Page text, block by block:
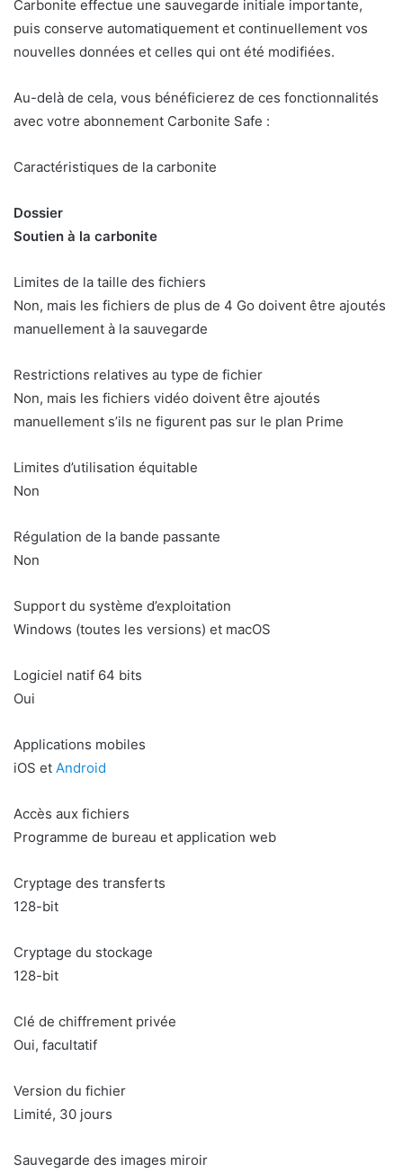
Carbonite effectue une sauvegarde initiale importante,
puis conserve automatiquement et continuellement vos
nouvelles données et celles qui ont été modifiées.
Au-delà de cela, vous bénéficierez de ces fonctionnalités
avec votre abonnement Carbonite Safe :
Caractéristiques de la carbonite
Dossier
Soutien à la carbonite
Limites de la taille des fichiers
Non, mais les fichiers de plus de 4 Go doivent être ajoutés
manuellement à la sauvegarde
Restrictions relatives au type de fichier
Non, mais les fichiers vidéo doivent être ajoutés
manuellement s’ils ne figurent pas sur le plan Prime
Limites d’utilisation équitable
Non
Régulation de la bande passante
Non
Support du système d’exploitation
Windows (toutes les versions) et macOS
Logiciel natif 64 bits
Oui
Applications mobiles
iOS et Android
Accès aux fichiers
Programme de bureau et application web
Cryptage des transferts
128-bit
Cryptage du stockage
128-bit
Clé de chiffrement privée
Oui, facultatif
Version du fichier
Limité, 30 jours
Sauvegarde des images miroir